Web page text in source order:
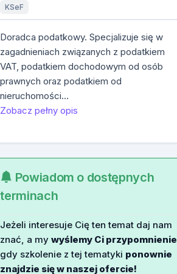
KSeF
Doradca podatkowy. Specjalizuje się w
zagadnieniach związanych z podatkiem
VAT, podatkiem dochodowym od osób
prawnych oraz podatkiem od
nieruchomości…
Zobacz pełny opis
Powiadom o dostępnych
terminach
Jeżeli interesuje Cię ten temat daj nam
znać, a mywyślemy Ci przypomnienie
gdy szkolenie z tej tematyki ponownie
znajdzie się w naszej ofercie!